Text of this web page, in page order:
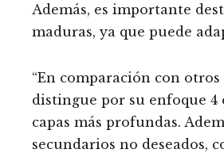
Además, es importante
maduras, ya que puede
“En comparación con
distingue por su enfoque 4
capas más profundas.
secundarios no deseados,